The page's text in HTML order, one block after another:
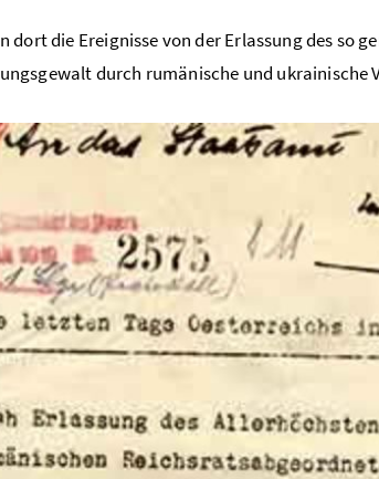
dort die Ereignisse von der Erlassung des so
durch rumänische und ukrainische